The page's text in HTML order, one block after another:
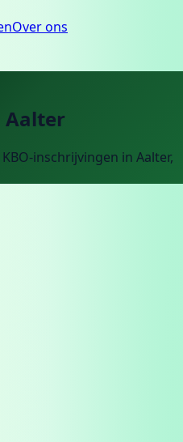
Over ons
Aalter
inschrijvingen in Aalter,